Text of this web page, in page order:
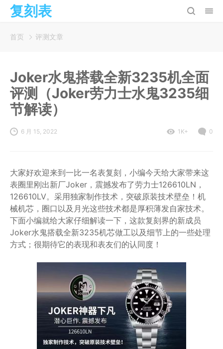
复刻表
首页 评测文章
Joker水鬼搭载全新3235机全面
评测（Joker劳力士水鬼3235细
节解读）
6 月 15, 2022 1K+ 0
大家好欢迎来到一比一名表复刻，小编今天给大家带来这
表圈里刚出新厂Joker，震撼发布了劳力士126610LN，
126610LV。采用独家制作技术，突破原装技术壁垒！机
械机芯，圈口以及月光这些技术都是厚积薄发自家技术。
下面小编就给大家仔细解读一下，这款复刻界的新成员
Joker水鬼搭载全新3235机芯做工以及细节上的一些处理
方式；很期待它的表现和表友们的认同度！